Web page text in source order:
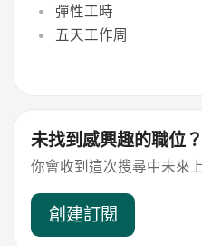
彈性工時
五天工作周
未找到感興趣的職位？
你會收到這次搜尋中未來
創建訂閱